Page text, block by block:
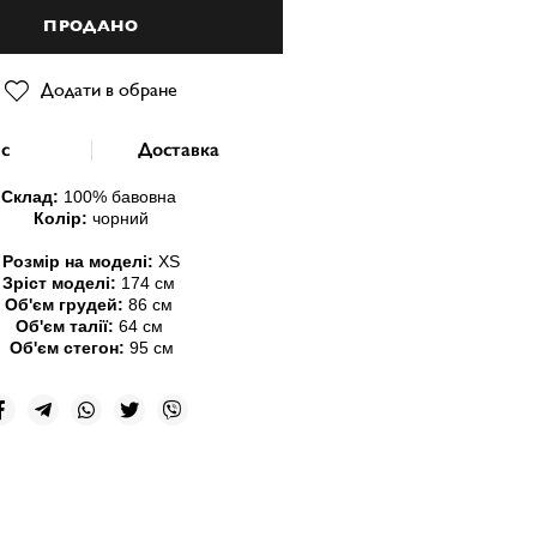
ПРОДАНО
Додати в обране
Доставка
Склад: 100% бавовна
Колір: чорний
Розмір на моделі: XS
Зріст моделі: 174 см
Об'єм грудей: 86 см
Об'єм талії: 64 см
Об'єм стегон: 95 см